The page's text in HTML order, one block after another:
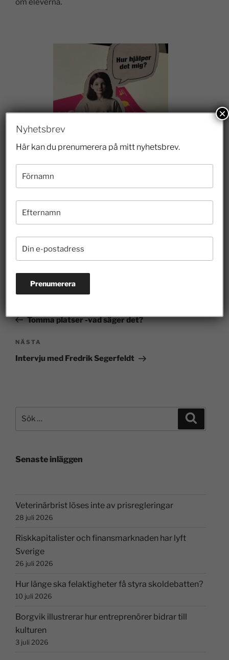
om eleverna.
TANKAR OM SKOLAN
Tomma platser -vad säger det?
NÄSTA
Intervju med Fredrik Segerfeldt
Senaste inläggen
Veterinärbrist löses inte av prisregleringar
28 juli 2026
Riskkapitalister och finansmarknaden har lyft
Sverige
26 juli 2026
Hur länge ska felaktigheter få styra skoldebatten?
10 juli 2026
Borgvik illustrerar hur entreprenörer bidrar till
kulturen
3 juli 2026
Nyhetsbrev
Här kan du prenumerera på mitt nyhetsbrev.
×